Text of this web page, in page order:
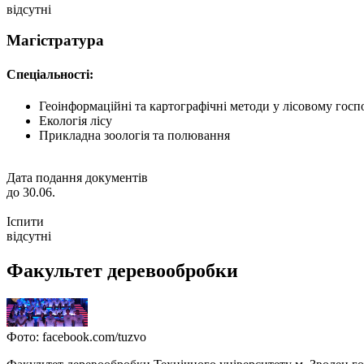
відсутні
Магістратура
Спеціальності:
Геоінформаційні та картографічні методи у лісовому
Екологія лісу
Прикладна зоологія та полювання
Дата подання документів
до 30.06.
Іспити
відсутні
Факультет деревообробки
Фото: facebook.com/tuzvo